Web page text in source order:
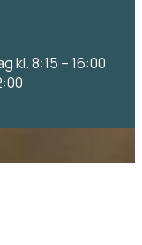
kl. 8:15 – 16:00